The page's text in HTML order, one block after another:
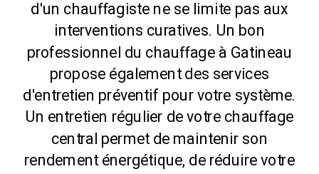
d'un chauffagiste ne se limite pas aux
interventions curatives. Un bon
professionnel du chauffage à Gatineau
propose également des services
d'entretien préventif pour votre système.
Un entretien régulier de votre chauffage
central permet de maintenir son
rendement énergétique, de réduire votre